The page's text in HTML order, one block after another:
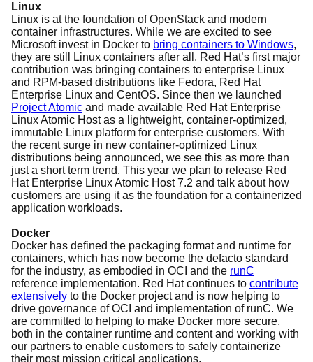
Linux
Linux is at the foundation of OpenStack and modern
container infrastructures. While we are excited to see
Microsoft invest in Docker to bring containers to Windows,
they are still Linux containers after all. Red Hat’s first major
contribution was bringing containers to enterprise Linux
and RPM-based distributions like Fedora, Red Hat
Enterprise Linux and CentOS. Since then we launched
ProjectAtomic and made available Red Hat Enterprise
Linux Atomic Host as a lightweight, container-optimized,
immutable Linux platform for enterprise customers. With
the recent surge in new container-optimized Linux
distributions being announced, we see this as more than
just a short term trend. This year we plan to release Red
Hat Enterprise Linux Atomic Host 7.2 and talk about how
customers are using it as the foundation for a containerized
application workloads.
Docker
Docker has defined the packaging format and runtime for
containers, which has now become the defacto standard
for the industry, as embodied in OCI and the runC
reference implementation. Red Hat continues to contribute
extensively to the Docker project and is now helping to
drive governance of OCI and implementation of runC. We
are committed to helping to make Docker more secure,
both in the container runtime and content and working with
our partners to enable customers to safely containerize
their most mission critical applications.